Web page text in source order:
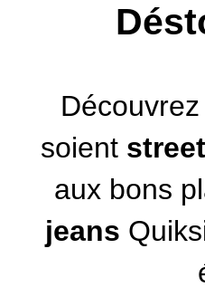
soient
aux bons
jeans